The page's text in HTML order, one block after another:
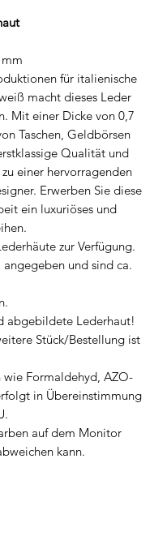
für italienische
macht dieses Leder
Mit einer Dicke von 0,7
Taschen, Geldbörsen
Qualität und
einer hervorragenden
Erwerben Sie diese
ein luxuriöses und
zur Verfügung.
und sind ca.
abgebildete Lederhaut!
Stück/Bestellung ist
wie Formaldehyd, AZO-
in Übereinstimmung
auf dem Monitor
kann.